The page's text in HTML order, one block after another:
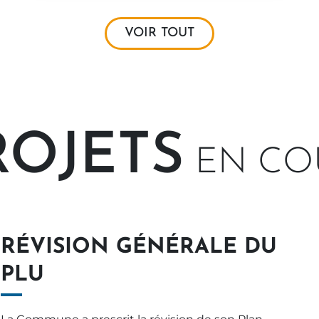
VOIR TOUT
EN
RÉVISION GÉNÉRALE DU
PLU